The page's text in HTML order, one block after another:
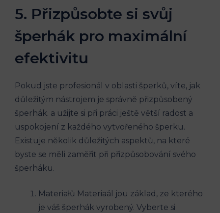
5. Přizpůsobte si svůj
šperhák pro maximální
efektivitu
Pokud jste profesionál v oblasti šperků, víte, jak
důležitým nástrojem je správně přizpůsobený
šperhák. a užijte si při práci ještě větší radost a
uspokojení z každého vytvořeného šperku.
Existuje několik důležitých aspektů, na které
byste se měli zaměřit při přizpůsobování svého
šperháku.
Materiałů Materiaál jou základ, ze kterého
je váš šperhák vyrobený. Vyberte si